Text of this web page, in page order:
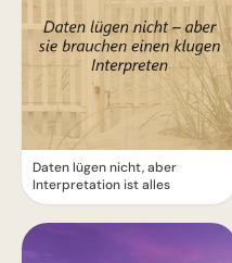
Daten lügen nicht, aber
Interpretation ist alles